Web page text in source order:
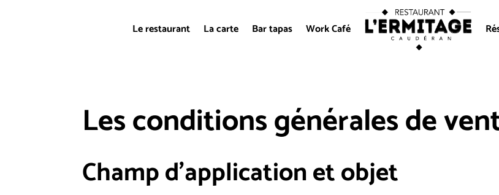
Le restaurant La carte Bar tapas Work Café
Les conditions générales de
Champ d’application et objet